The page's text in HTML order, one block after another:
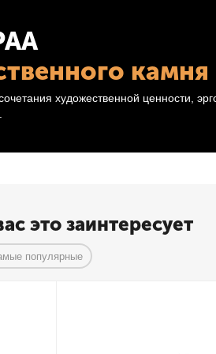
камня
художественной ценности,
это заинтересует
популярные